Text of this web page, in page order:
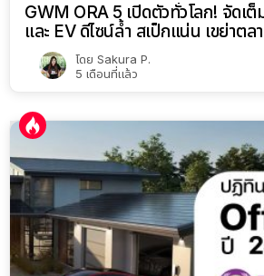
GWM ORA 5 เปิดตัวทั่วโลก! จัดเ
และ EV ดีไซน์ล้ำ สเป็กแน่น เขย่าต
โดย Sakura P.
5 เดือนที่แล้ว